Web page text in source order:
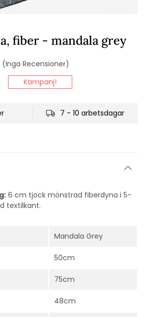
fiber - mandala grey
(Inga Recensioner)
Kampanj!
7 - 10 arbetsdagar
6 cm tjock mönstrad fiberdyna i 5-
textilkant.
Mandala Grey
50cm
75cm
48cm